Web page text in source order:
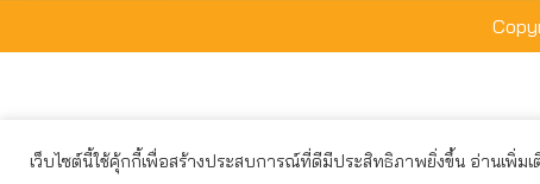
เว็บไซต์นี้ใช้คุ้กกี้เพื่อสร้างประสบการณ์ที่ดีมีประสิทธิภาพยิ่งขึ้น อ่านเพิ่มเ
เว็บไซต์นี้ใช้คุกกี้เพื่อมอบประสบการณ์การใช้งานที่ดีให้แก่ท่า